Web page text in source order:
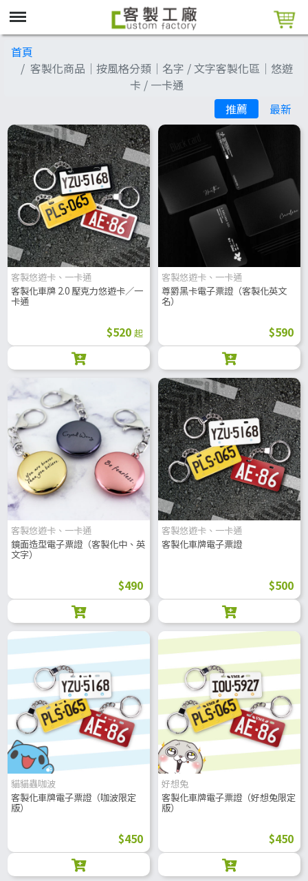
首頁
客製化商品│按風格分類│名字 / 文字客製化區│悠遊
卡 / 一卡通
推薦
最新
客製悠遊卡、一卡通
客製化車牌 2.0 壓克力悠遊卡／一
卡通
$520 起
客製悠遊卡、一卡通
尊爵黑卡電子票證（客製化英文
名）
$590
客製悠遊卡、一卡通
鏡面造型電子票證（客製化中、英
文字）
$490
客製悠遊卡、一卡通
客製化車牌電子票證
$500
貓貓蟲咖波
客製化車牌電子票證（咖波限定
版）
$450
好想兔
客製化車牌電子票證（好想兔限定
版）
$450